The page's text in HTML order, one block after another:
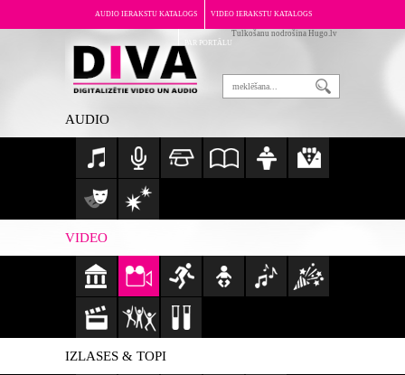
AUDIO IERAKSTU KATALOGS VIDEO IERAKSTU KATALOGS
PAR PORTĀLU
Tulkošanu nodrošina Hugo.lv
AUDIO
VIDEO
IZLASES & TOPI